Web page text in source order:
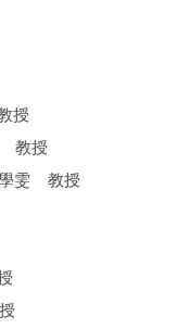
授
教授
雯 教授